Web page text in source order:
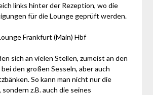
links hinter der Rezeption, wo die
für die Lounge geprüft werden.
sich an vielen Stellen, zumeist an den
den großen Sesseln, aber auch
So kann man nicht nur die
z.B. auch die seines